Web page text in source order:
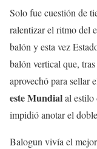
Solo fue cuestión de
ralentizar el ritmo del
balón y esta vez
balón vertical que,
aprovechó para sellar
este Mundialal estilo
impidió anotar el
Balogun vivía el